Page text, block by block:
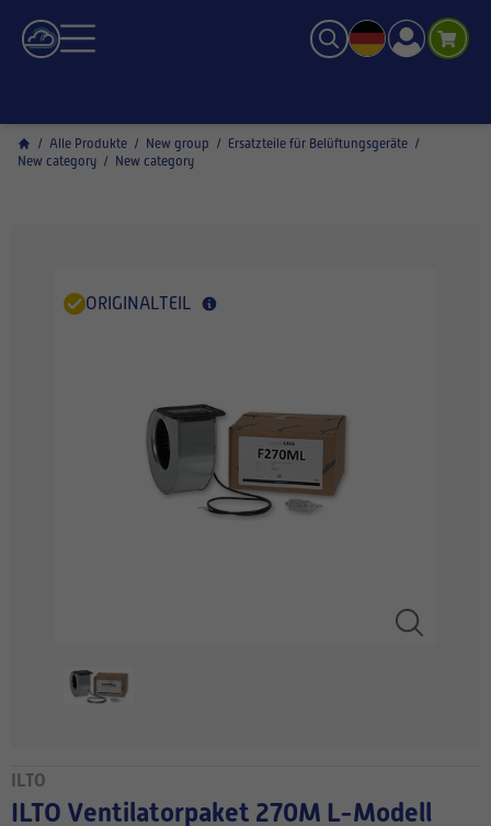
/ Alle Produkte / New group / Ersatzteile für Belüftungsgeräte /
New category / New category
ORIGINALTEIL
ILTO
ILTO Ventilatorpaket 270M L-Modell